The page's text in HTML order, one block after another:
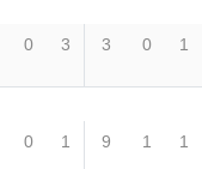
0 3 3 0 1
0 1 9 1 1